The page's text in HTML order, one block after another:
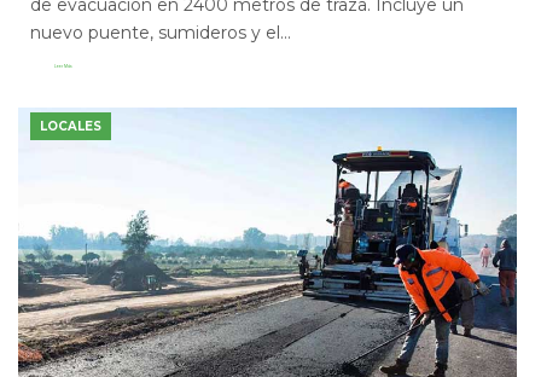
nuevo puente, sumideros y el...
Leer Más
LOCALES